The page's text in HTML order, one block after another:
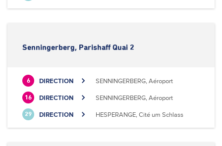
Senningerberg, Parishaff Quai 2
6 DIRECTION SENNINGERBERG, Aéroport
16 DIRECTION SENNINGERBERG, Aéroport
29 DIRECTION HESPERANGE, Cité um Schlass